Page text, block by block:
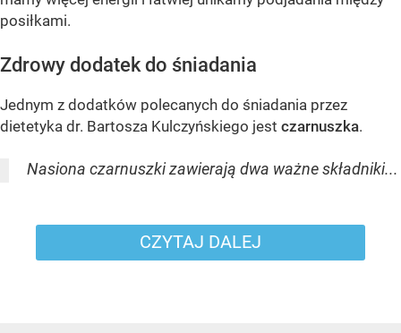
posiłkami.
Zdrowy dodatek do śniadania
Jednym z dodatków polecanych do śniadania przez
dietetyka dr. Bartosza Kulczyńskiego jest czarnuszka.
Nasiona czarnuszki zawierają dwa ważne składniki...
CZYTAJ DALEJ